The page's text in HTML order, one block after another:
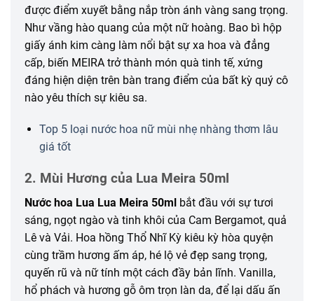
được điểm xuyết bằng nắp tròn ánh vàng sang trọng.
Như vầng hào quang của một nữ hoàng. Bao bì hộp
giấy ánh kim càng làm nổi bật sự xa hoa và đẳng
cấp, biến MEIRA trở thành món quà tinh tế, xứng
đáng hiện diện trên bàn trang điểm của bất kỳ quý cô
nào yêu thích sự kiêu sa.
Top 5 loại nước hoa nữ mùi nhẹ nhàng thơm lâu
giá tốt
2. Mùi Hương của Lua Meira 50ml
Nước hoa Lua Lua Meira 50ml bắt đầu với sự tươi
sáng, ngọt ngào và tinh khôi của Cam Bergamot, quả
Lê và Vải. Hoa hồng Thổ Nhĩ Kỳ kiêu kỳ hòa quyện
cùng trầm hương ấm áp, hé lộ vẻ đẹp sang trọng,
quyến rũ và nữ tính một cách đầy bản lĩnh. Vanilla,
hổ phách và hương gỗ ôm trọn làn da, để lại dấu ấn